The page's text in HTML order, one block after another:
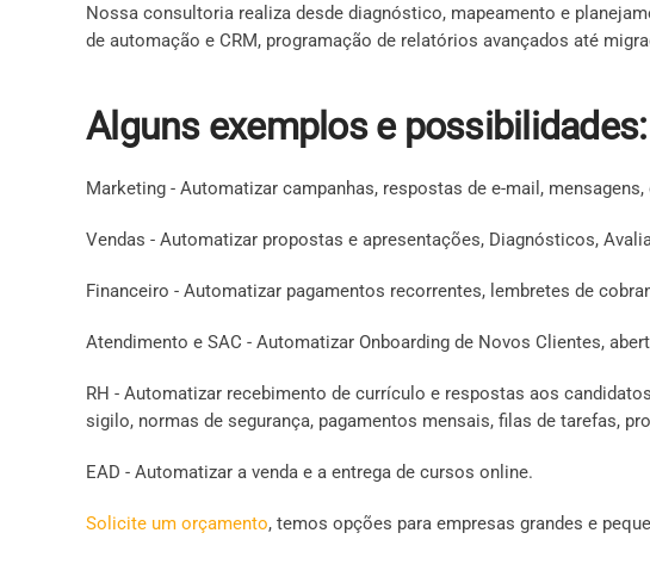
Nossa consultoria realiza desde diagnóstico, mapeamento e
de automação e CRM, programação de relatórios avançados até
Alguns exemplos e possibilidades:
Marketing - Automatizar campanhas, respostas de e-mail,
Vendas - Automatizar propostas e apresentações, Diagnósticos,
Financeiro - Automatizar pagamentos recorrentes, lembretes de
Atendimento e SAC - Automatizar Onboarding de Novos Clientes,
RH - Automatizar recebimento de currículo e respostas aos
sigilo, normas de segurança, pagamentos mensais, filas de tarefas,
EAD - Automatizar a venda e a entrega de cursos online.
Solicite um orçamento, temos opções para empresas grandes e